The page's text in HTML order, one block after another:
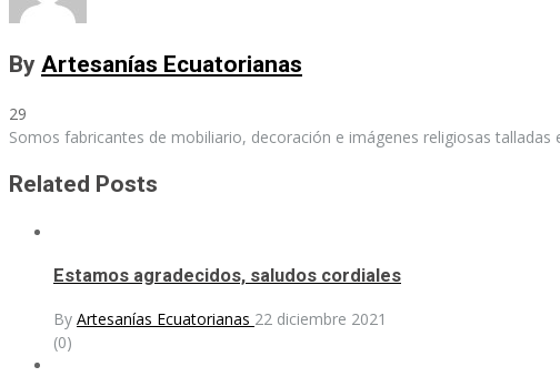
By Artesanías Ecuatorianas
29
Somos fabricantes de mobiliario, decoración e imágenes religiosas
Related Posts
Estamos agradecidos, saludos cordiales
By Artesanías Ecuatorianas 22 diciembre 2021
(0)